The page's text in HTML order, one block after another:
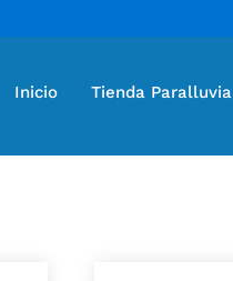
Inicio Tienda Paralluvia